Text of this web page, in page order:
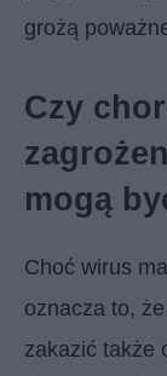
grożą
Czy
mogą
Choć wirus
oznacza to,
zakazić także